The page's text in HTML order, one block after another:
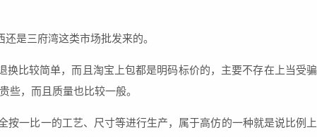
是三府湾这类市场批发来的。
比较简单，而且淘宝上包都是明码标价的，主要不存在上当受骗
些，而且质量也比较一般。
按一比一的工艺、尺寸等进行生产，属于高仿的一种就是说比例上